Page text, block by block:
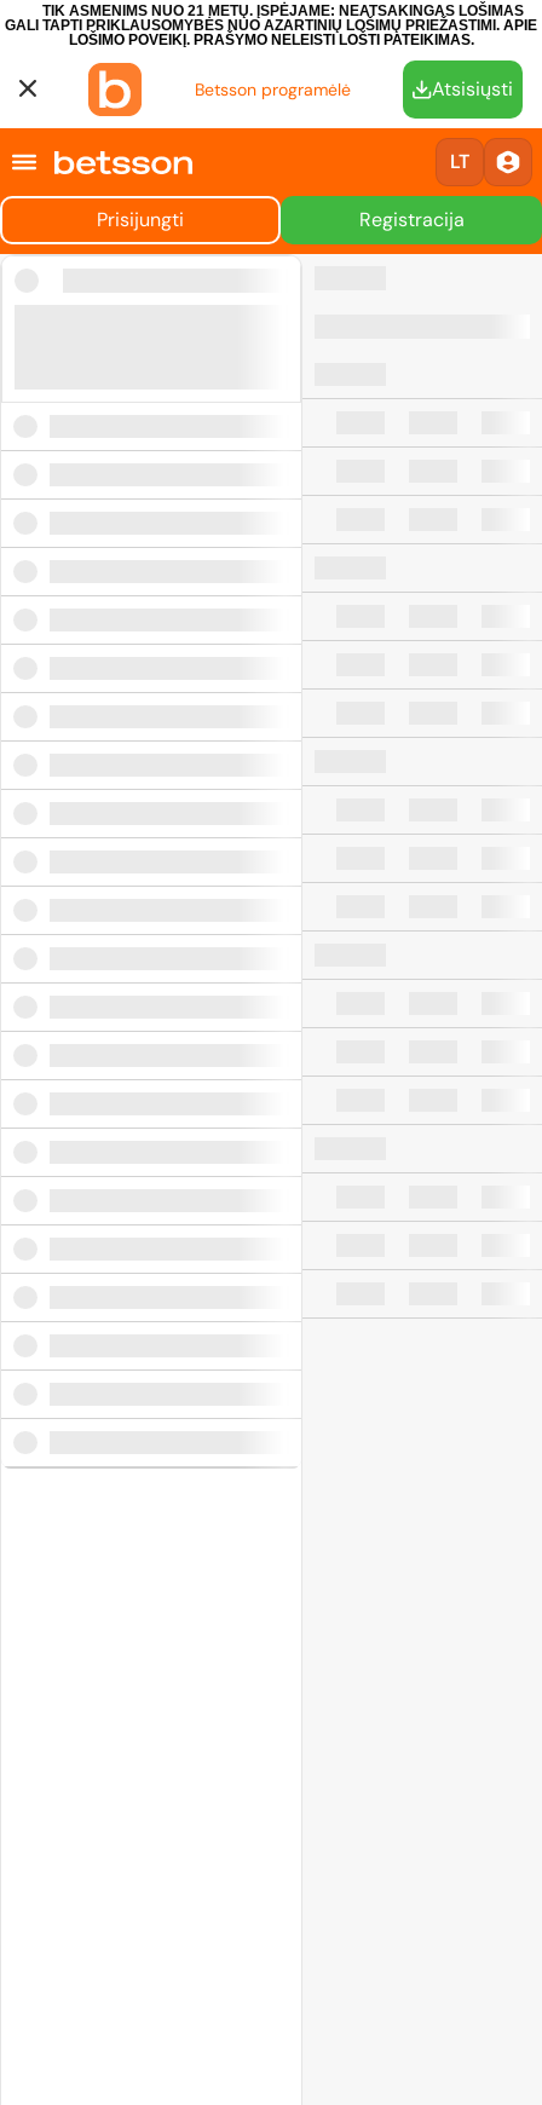
TIK ASMENIMS NUO 21 METŲ. ĮSPĖJAME: NEATSAKINGAS LOŠIMAS
GALI TAPTI PRIKLAUSOMYBĖS NUO AZARTINIŲ LOŠIMŲ PRIEŽASTIMI. APIE
LOŠIMO POVEIKĮ. PRAŠYMO NELEISTI LOŠTI PATEIKIMAS.
Betsson programėlė Atsisiųsti
LT
Prisijungti Registracija